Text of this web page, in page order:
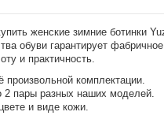
женские зимние ботинки
обуви гарантирует
и практичность.
комплектации.
2 пары разных наших моделей.
и виде кожи.